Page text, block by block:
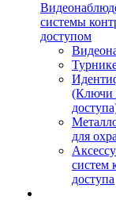
системы
доступом
(Ключи
для
систем
доступа